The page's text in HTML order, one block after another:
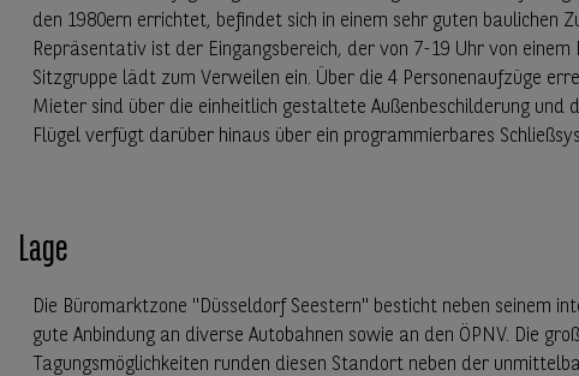
den 1980ern errichtet, befindet sich in einem sehr guten baulichen
Repräsentativ ist der Eingangsbereich, der von 7-19 Uhr von
Sitzgruppe lädt zum Verweilen ein. Über die 4 Personenaufzüge
Mieter sind über die einheitlich gestaltete Außenbeschilderung
Flügel verfügt darüber hinaus über ein programmierbares
Lage
Die Büromarktzone "Düsseldorf Seestern" besticht neben seinem
gute Anbindung an diverse Autobahnen sowie an den ÖPNV. Die
Tagungsmöglichkeiten runden diesen Standort neben der